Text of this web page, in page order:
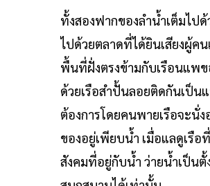
ทั้งสองฟากของลำน้ำเต็มไป
ไปด้วยตลาดที่ได้ยินเสียงผู้ค
พื้นที่ฝั่งตรงข้ามกับเรือนแพ
ด้วยเรือสำปั้นลอยติดกันเป็
ต้องการโดยคนพายเรือจะนั่
ของอยู่เพียบน้ำ เมื่อแลดูเรือ
สังคมที่อยู่กับน้ำ ว่ายน้ำเป็นตั้